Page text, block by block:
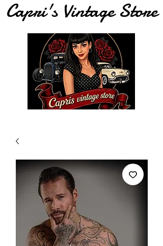
Capri's Vintage Store